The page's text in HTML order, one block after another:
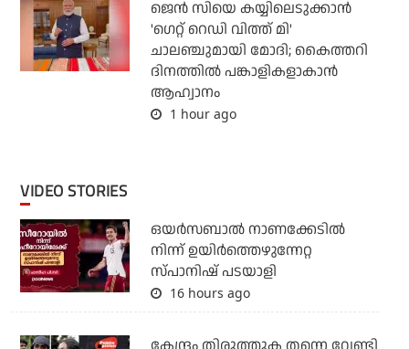
ജെന്‍ സിയെ കയ്യിലെടുക്കാന്‍
'ഗെറ്റ് റെഡി വിത്ത് മി'
ചാലഞ്ചുമായി മോദി; കൈത്തറി
ദിനത്തില്‍ പങ്കാളികളാകാന്‍
ആഹ്വാനം
1 hour ago
VIDEO STORIES
ഒയര്‍സബാൽ നാണക്കേടിൽ
നിന്ന് ഉയിർത്തെഴുന്നേറ്റ
സ്പാനിഷ് പടയാളി
16 hours ago